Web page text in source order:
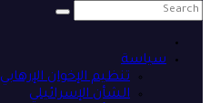
سياسة
تنظيم الإخوان الإرهابي
الشأن الإسرائيلي